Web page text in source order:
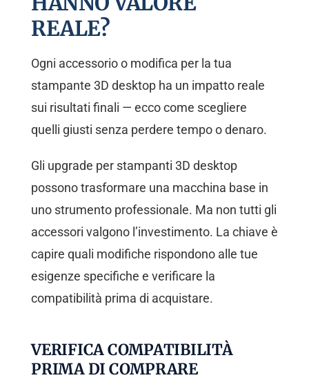
REALE?
Ogni accessorio o modifica per la tua
stampante 3D desktop ha un impatto reale
sui risultati finali — ecco come scegliere
quelli giusti senza perdere tempo o denaro.
Gli upgrade per stampanti 3D desktop
possono trasformare una macchina base in
uno strumento professionale. Ma non tutti gli
accessori valgono l’investimento. La chiave è
capire quali modifiche rispondono alle tue
esigenze specifiche e verificare la
compatibilità prima di acquistare.
VERIFICA COMPATIBILITÀ
PRIMA DI COMPRARE